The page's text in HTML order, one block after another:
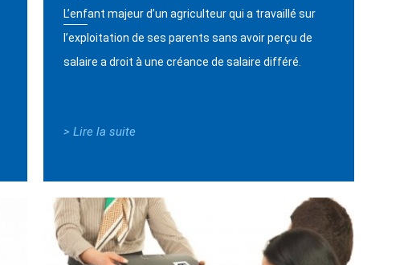
L’enfant majeur d’un agriculteur qui a travaillé sur
l’exploitation de ses parents sans avoir perçu de
salaire a droit à une créance de salaire différé.
> Lire la suite